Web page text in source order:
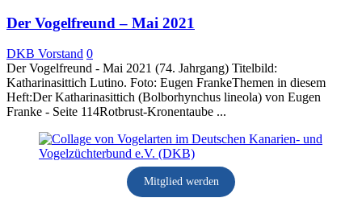
Der Vogelfreund – Mai 2021
DKB Vorstand 0
Der Vogelfreund - Mai 2021 (74. Jahrgang) Titelbild:
Katharinasittich Lutino. Foto: Eugen FrankeThemen in diesem
Heft:Der Katharinasittich (Bolborhynchus lineola) von Eugen
Franke - Seite 114Rotbrust-Kronentaube ...
Mitglied werden